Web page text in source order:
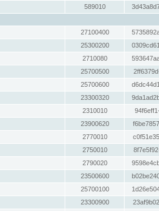
589010
27100400
25300200
2710080
25700500
25700600
23300320
2310010
23900620
2770010
2750010
2790020
23500600
25700100
23300900